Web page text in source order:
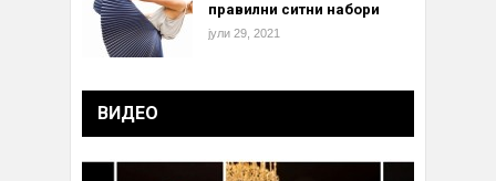
правилни ситни набори
јули 29, 2021
ВИДЕО